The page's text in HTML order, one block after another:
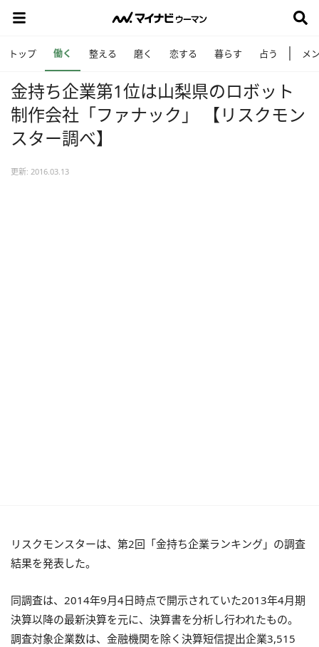
トップ 働く 整える 磨く 恋する 暮らす 占う メ
金持ち企業第1位は山梨県のロボット
制作会社「ファナック」 【リスクモン
スター調べ】
更新: 2016.03.13
リスクモンスターは、第2回「金持ち企業ランキング」の調査
結果を発表した。
同調査は、2014年9月4日時点で開示されていた2013年4月期
決算以降の最新決算を元に、決算書を分析し行われたもの。
調査対象企業数は、金融機関を除く決算短信提出企業3,515